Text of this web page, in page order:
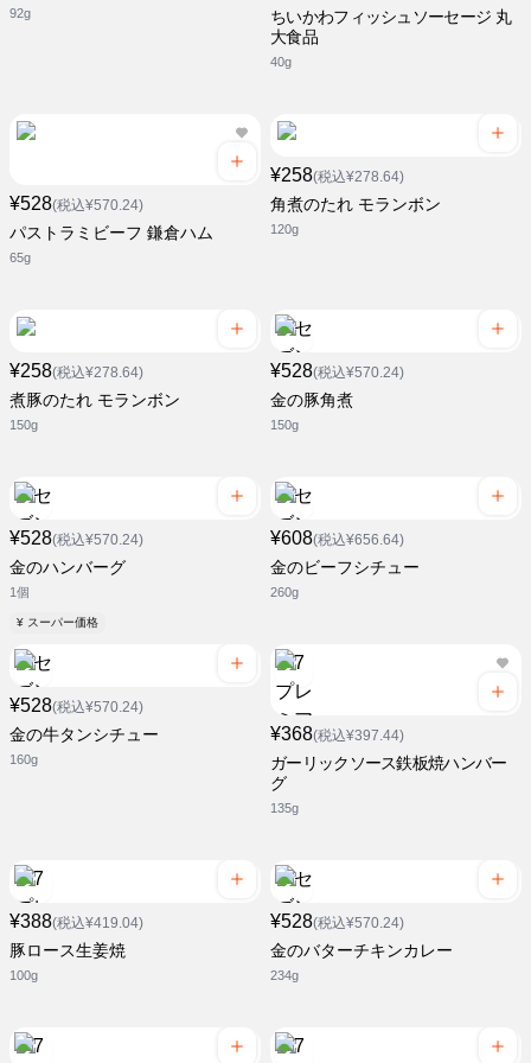
92g
ちいかわフィッシュソーセージ 丸
大食品
40g
¥528(税込¥570.24)
パストラミビーフ 鎌倉ハム
65g
¥258(税込¥278.64)
角煮のたれ モランボン
120g
¥258(税込¥278.64)
煮豚のたれ モランボン
150g
¥528(税込¥570.24)
金の豚角煮
150g
¥528(税込¥570.24)
金のハンバーグ
1個
¥ スーパー価格
¥608(税込¥656.64)
金のビーフシチュー
260g
¥528(税込¥570.24)
金の牛タンシチュー
160g
¥368(税込¥397.44)
ガーリックソース鉄板焼ハンバー
グ
135g
¥388(税込¥419.04)
豚ロース生姜焼
100g
¥528(税込¥570.24)
金のバターチキンカレー
234g